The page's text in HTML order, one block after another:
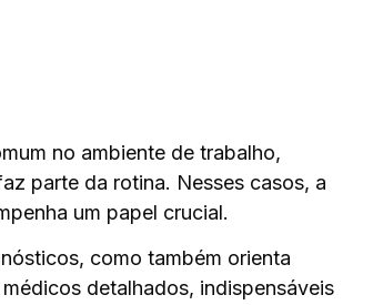
no ambiente de trabalho,
parte da rotina. Nesses casos, a
um papel crucial.
como também orienta
detalhados, indispensáveis